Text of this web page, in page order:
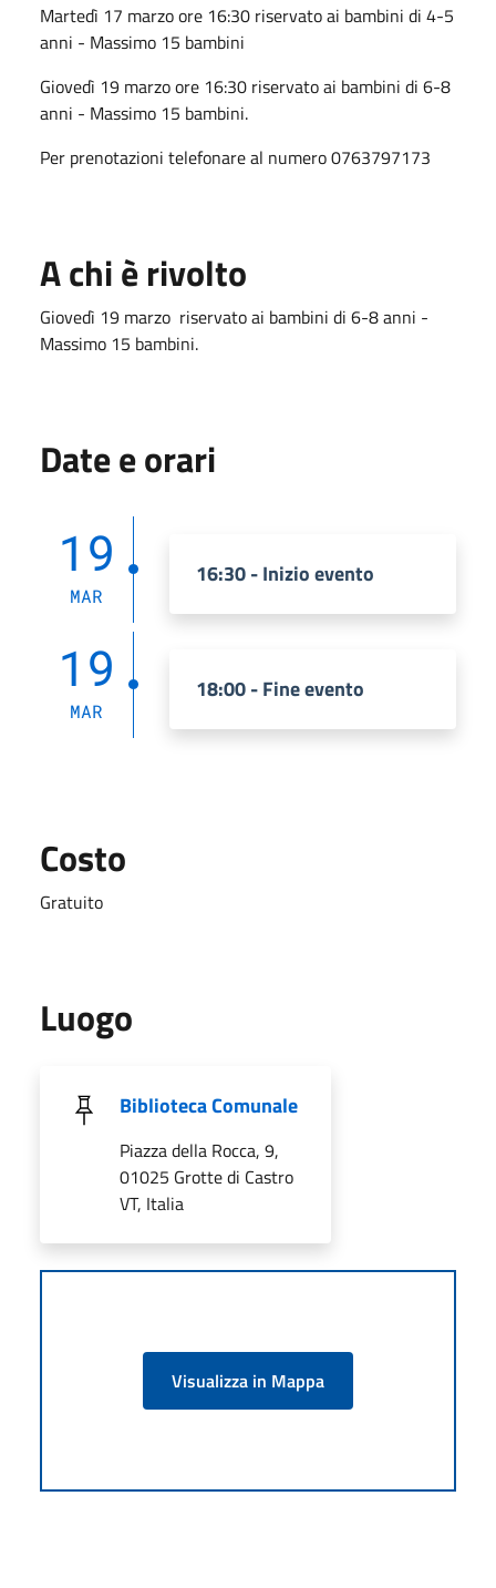
Martedì 17 marzo ore 16:30 riservato ai bambini di 4-5
anni - Massimo 15 bambini
Giovedì 19 marzo ore 16:30 riservato ai bambini di 6-8
anni - Massimo 15 bambini.
Per prenotazioni telefonare al numero 0763797173
A chi è rivolto
Giovedì 19 marzo riservato ai bambini di 6-8 anni -
Massimo 15 bambini.
Date e orari
19
MAR
16:30 - Inizio evento
19
MAR
18:00 - Fine evento
Costo
Gratuito
Luogo
Biblioteca Comunale
Piazza della Rocca, 9,
01025 Grotte di Castro
VT, Italia
Visualizza in Mappa